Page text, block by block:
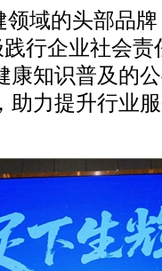
域的头部品
行企业社会责
康知识普及的
助力提升行业